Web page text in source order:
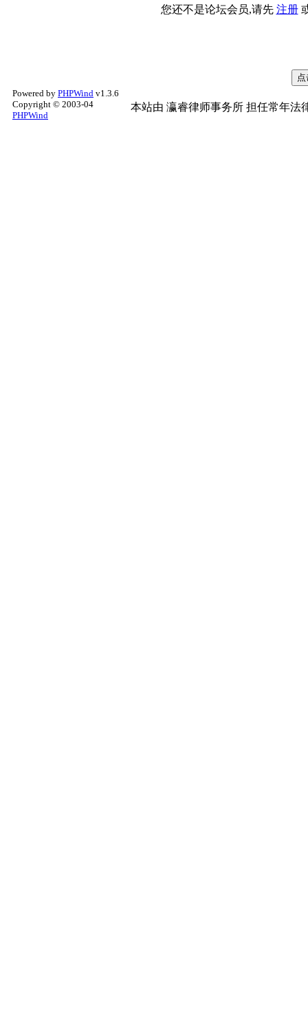
您还不是论坛会员,请先 注册
Powered by PHPWind v1.3.6
Copyright © 2003-04
PHPWind
本站由 瀛睿律师事务所 担任常年法